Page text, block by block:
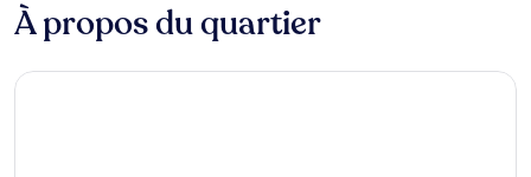
À propos du quartier